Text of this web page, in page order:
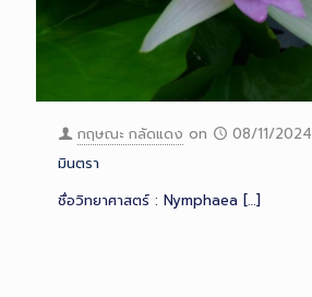
กฤษณะ กลัดแดง on
08/11/2024
มินตรา
ชื่อวิทยาศาสตร์ : Nymphaea […]